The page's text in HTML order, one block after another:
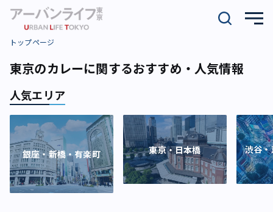
トップページ
東京のカレーに関するおすすめ・人気情報
人気エリア
銀座・新橋・有楽町 東京・日本橋 渋谷